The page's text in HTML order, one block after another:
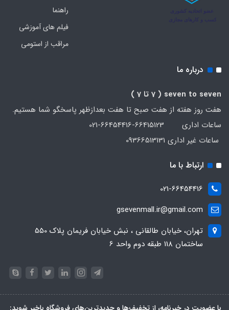
راهنما
فیلم های آموزشی
مراقب از استومی
درباره ما
seven to seven ( 7 تا 7 )
هفت روز هفته از هفت صبح تا هفت بعدازظهر پاسخگو شما هستیم.
ساعات اداری 66415123-66454416-021
ساعات غیر اداری 09366513131
ارتباط با ما
021-66454416
gsevenmall.ir@gmail.com
تهران، خیابان طالقانی ، نبش خیابان فریمان پلاک 550
ساختمان 118 طبقه دوم واحد 6